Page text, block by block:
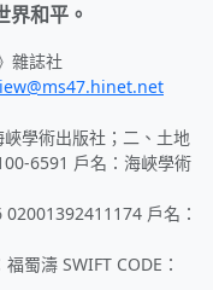
界和平。
雜誌社
學術出版社；二、土地
6591 戶名：海峽學術
戶名：
蜀濤 SWIFT CODE：